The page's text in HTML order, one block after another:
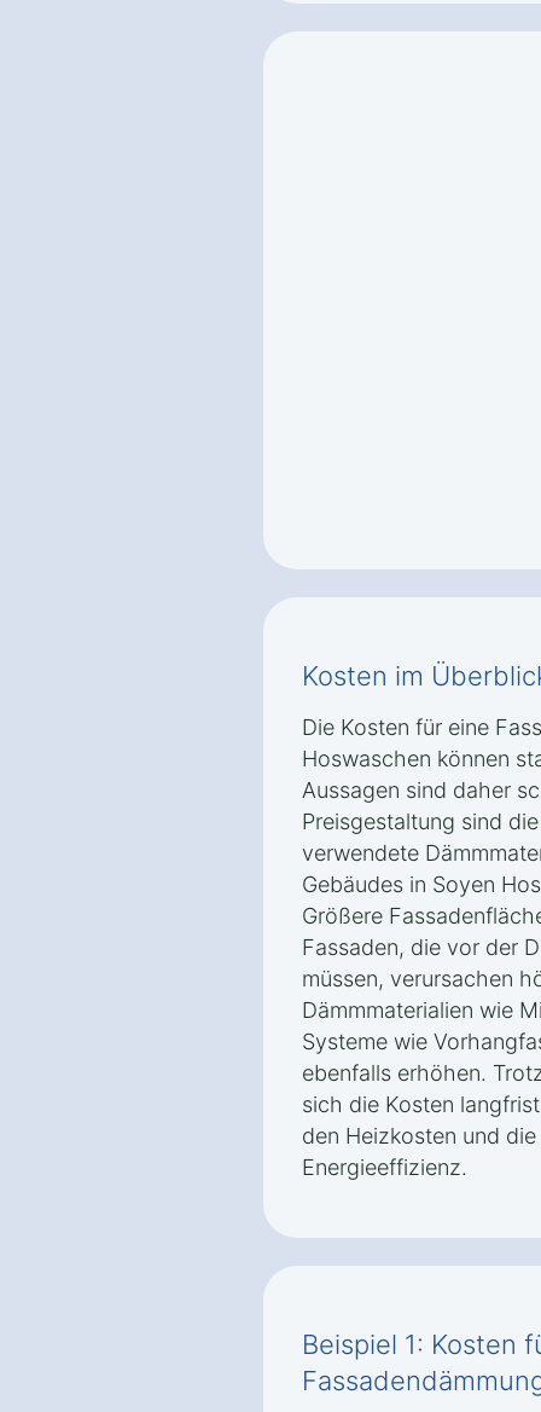
Kosten im
Die Kosten für eine
Hoswaschen können
Aussagen sind daher
Preisgestaltung sind
verwendete
Gebäudes in Soyen
Größere
Fassaden, die vor der
müssen, verursachen
Dämmmaterialien wie
Systeme wie
ebenfalls erhöhen.
sich die Kosten
den Heizkosten und
Energieeffizienz.
Beispiel 1: Kosten